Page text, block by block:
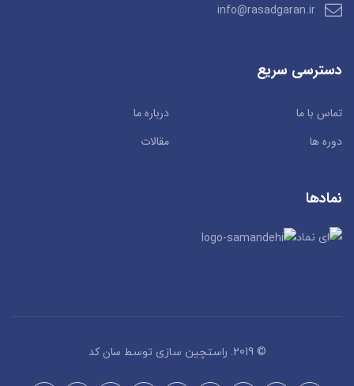
info@rasadgaran.ir
دسترسی سریع
تماس با ما
درباره ما
دوره ها
مقالات
نمادها
© 2019. راستچین سازی توسط سان کد